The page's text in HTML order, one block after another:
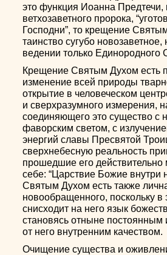
это функция Иоанна Предтечи,
ветхозаветного пророка,
Господни”, то крещение
таинство сугубо
ведении только
Крещение Святым Духом есть
изменение всей природы
открытие в человеческом
и сверхразумного измерения,
соединяющего это существо с
фаворским светом, с
энергий славы Пресвятой
сверхнебесную реальность
прошедшие его действительно
себе: “Царствие Божие внутри
Святым Духом есть также
новообращенного, поскольку в
снисходит на него язык
становясь отныне
от него внутренним качеством.
Очищение существа и